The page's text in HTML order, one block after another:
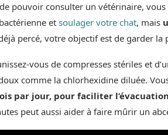
pouvoir consulter un vétérinaire,
etsoulager votre chat, mais
déjà percé, votre objectif est de garder
vous de compresses stériles et
comme la chlorhexidine diluée.
par jour, pour faciliter
peut aussi aider à faire mûrir un